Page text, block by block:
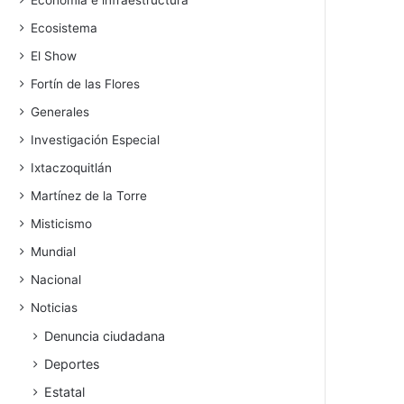
Ecosistema
El Show
Fortín de las Flores
Generales
Investigación Especial
Ixtaczoquitlán
Martínez de la Torre
Misticismo
Mundial
Nacional
Noticias
Denuncia ciudadana
Deportes
Estatal